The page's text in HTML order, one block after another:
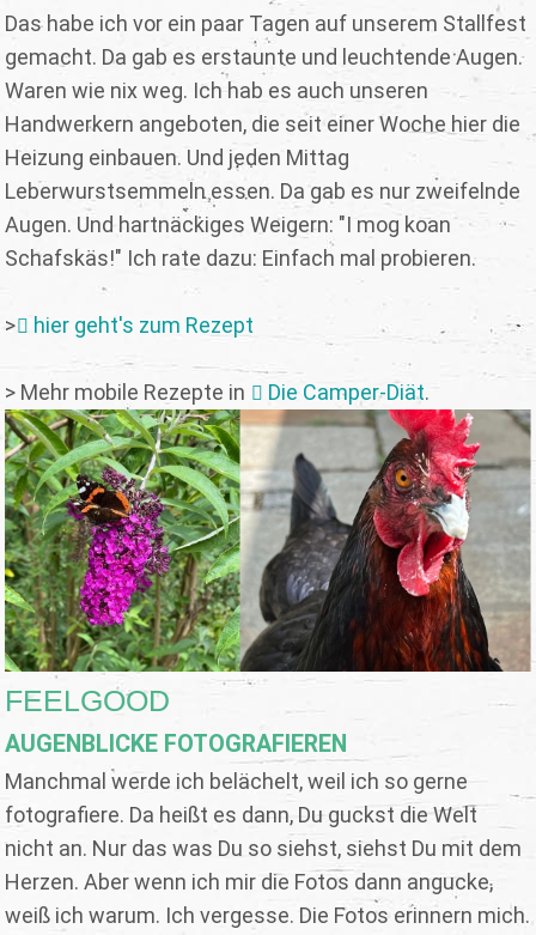
Das habe ich vor ein paar Tagen auf unserem Stallfest
gemacht. Da gab es erstaunte und leuchtende Augen.
Waren wie nix weg. Ich hab es auch unseren
Handwerkern angeboten, die seit einer Woche hier die
Heizung einbauen. Und jeden Mittag
Leberwurstsemmeln essen. Da gab es nur zweifelnde
Augen. Und hartnäckiges Weigern: "I mog koan
Schafskäs!" Ich rate dazu: Einfach mal probieren.
> hier geht's zum Rezept
> Mehr mobile Rezepte in Die Camper-Diät.
FEELGOOD
AUGENBLICKE FOTOGRAFIEREN
Manchmal werde ich belächelt, weil ich so gerne
fotografiere. Da heißt es dann, Du guckst die Welt
nicht an. Nur das was Du so siehst, siehst Du mit dem
Herzen. Aber wenn ich mir die Fotos dann angucke,
weiß ich warum. Ich vergesse. Die Fotos erinnern mich.